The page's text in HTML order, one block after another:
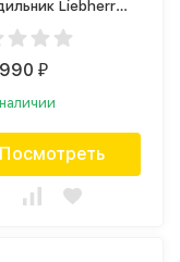
Liebherr
₽
Посмотреть